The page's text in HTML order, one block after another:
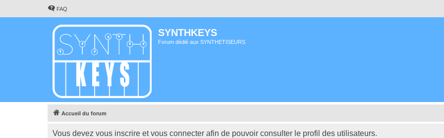
FAQ
SYNTHKEYS
Forum dédié aux SYNTHETISEURS
Accueil du forum
Vous devez vous inscrire et vous connecter afin de pouvoir consulter le profil des utilisateurs.